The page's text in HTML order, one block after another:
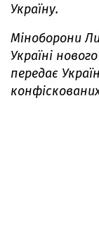
Україну.
Міноборони
Україні
передає